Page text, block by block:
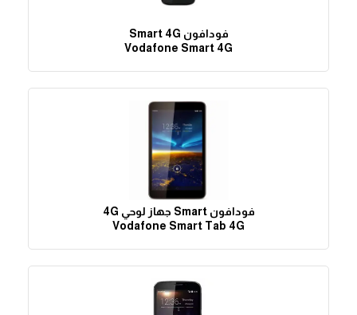
فودافون Smart 4G
Vodafone Smart 4G
فودافون Smart جهاز لوحي 4G
Vodafone Smart Tab 4G